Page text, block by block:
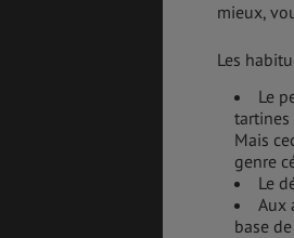
mieux,
Les
Le
tartines
Mais
genre
Le
Aux
base